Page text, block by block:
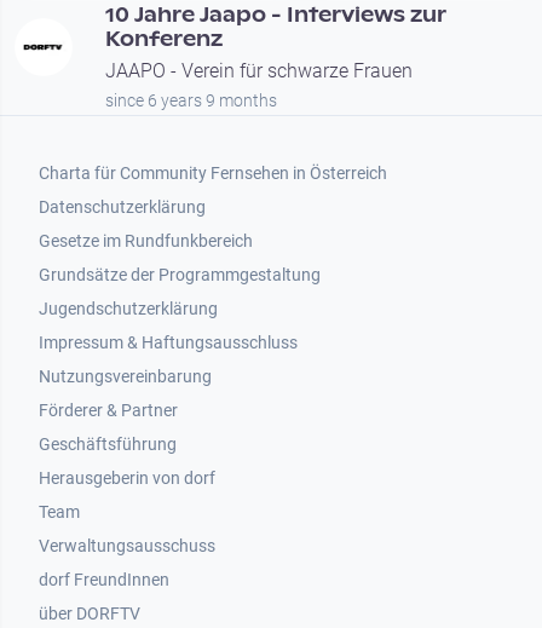
10 Jahre Jaapo - Interviews zur
Konferenz
JAAPO - Verein für schwarze Frauen
since 6 years 9 months
Footer 1
Charta für Community Fernsehen in Österreich
Datenschutzerklärung
Gesetze im Rundfunkbereich
Grundsätze der Programmgestaltung
Jugendschutzerklärung
Impressum & Haftungsausschluss
Nutzungsvereinbarung
Footer 2
Förderer & Partner
Geschäftsführung
Herausgeberin von dorf
Team
Verwaltungsausschuss
dorf FreundInnen
Footer 3
über DORFTV